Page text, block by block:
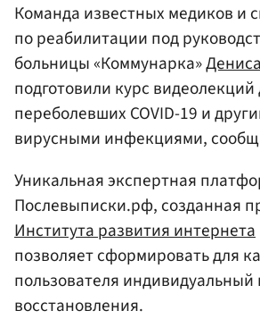
Команда известных медиков и
по реабилитации под
больницы «Коммунарка»
подготовили курс
переболевших COVID-19 и
вирусными инфекциями,
Уникальная экспертная
Послевыписки.рф, созданная
Института развития интернета
позволяет сформировать для
пользователя индивидуальный
восстановления.